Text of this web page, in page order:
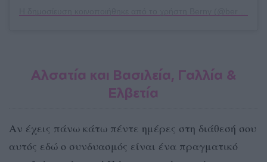
Αλσατία και Βασιλεία, Γαλλία &
Ελβετία
Αν έχεις πάνω κάτω πέντε ημέρες στη διάθεσή σου
αυτός εδώ ο συνδυασμός είναι ένα πραγματικό